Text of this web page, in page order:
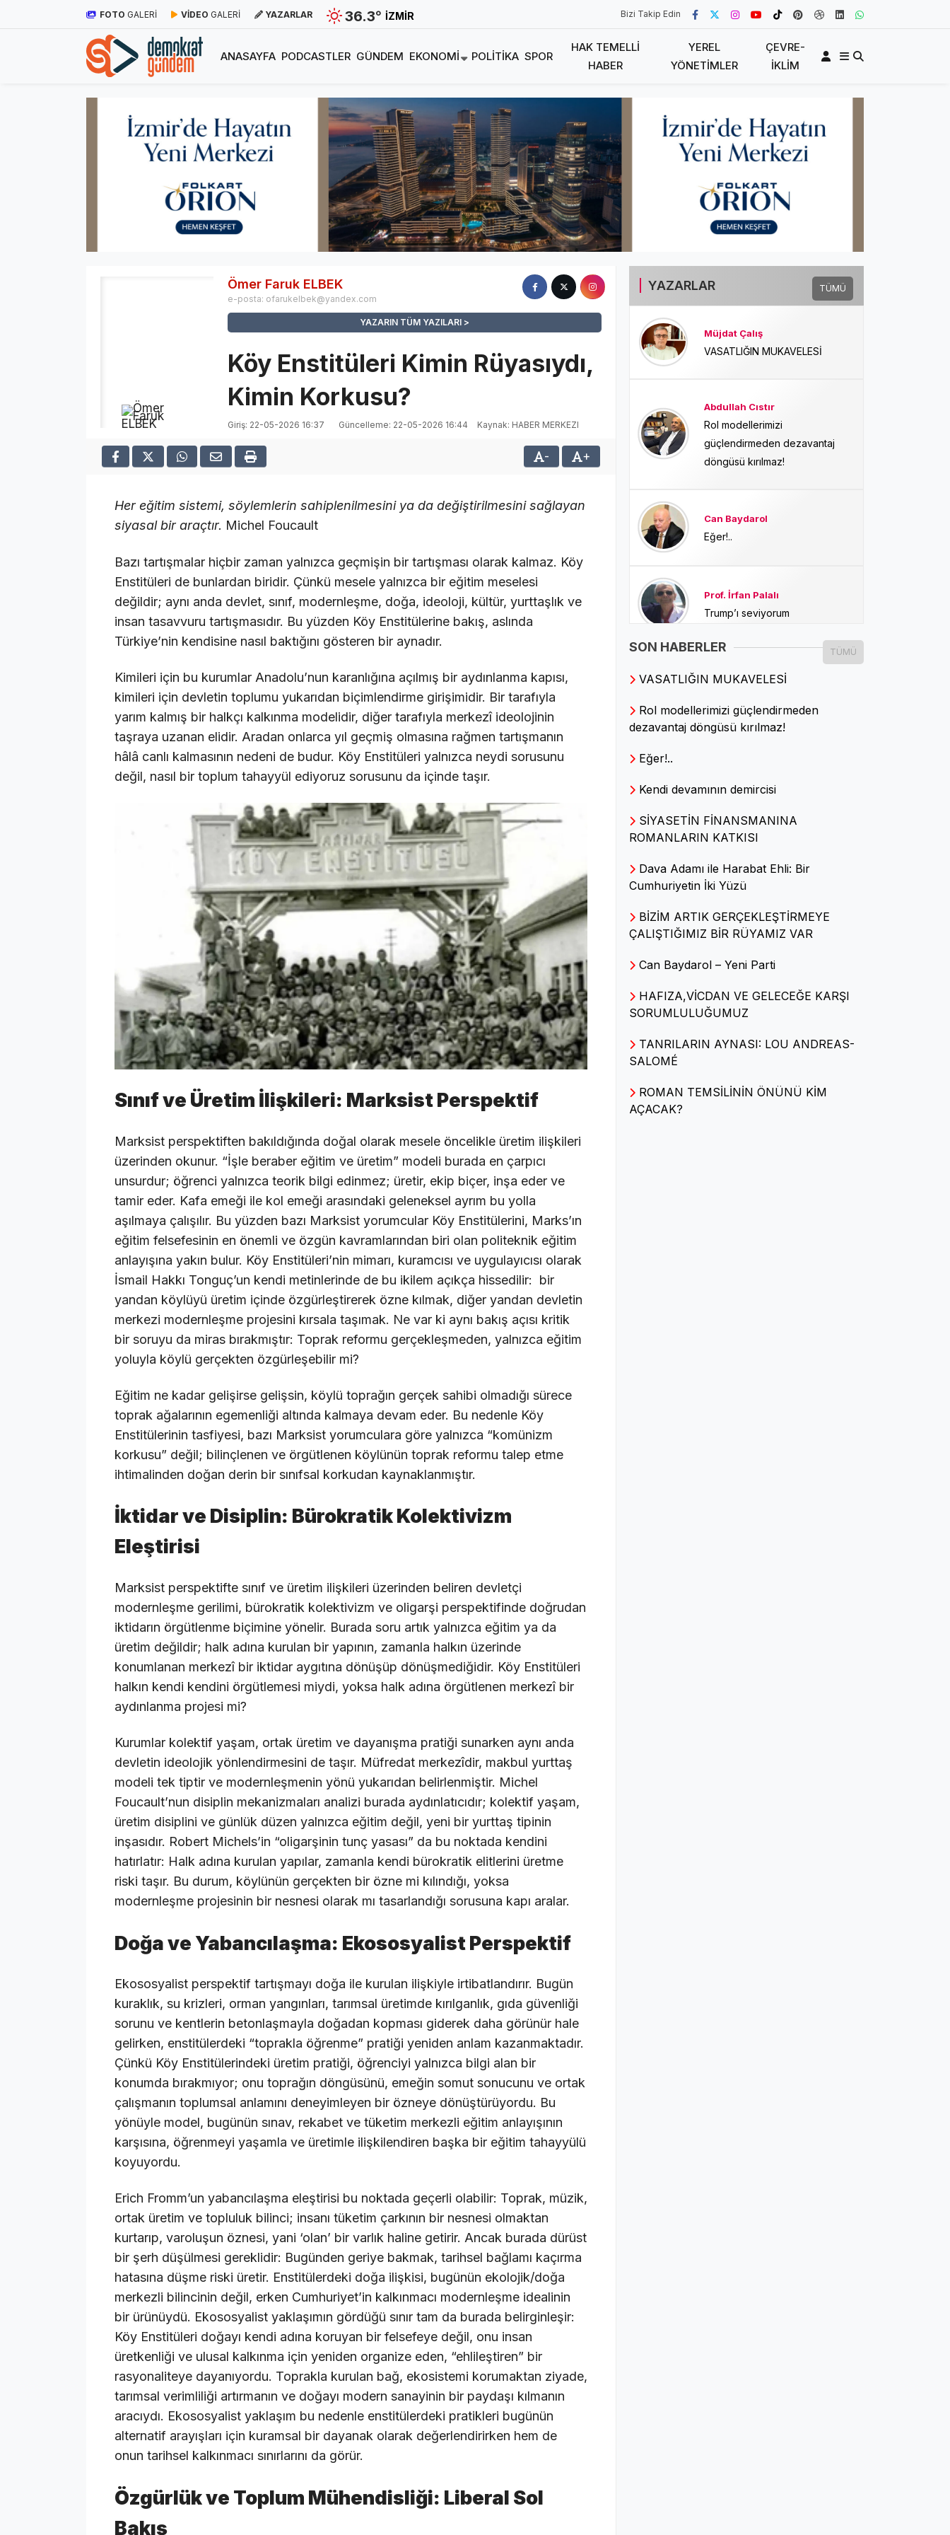
FOTO GALERİ VİDEO GALERİ YAZARLAR 36.3° İZMIR Bizi Takip Edin
ANASAYFA PODCASTLER GÜNDEM EKONOMI POLITIKA SPOR
HAK TEMELLI
HABER
YEREL
YÖNETIMLER
ÇEVRE-
İKLIM
Ömer Faruk ELBEK
e-posta: ofarukelbek@yandex.com
YAZARIN TÜM YAZILARI
Köy Enstitüleri Kimin Rüyasıydı,
Kimin Korkusu?
Giriş: 22-05-2026 16:37 Güncelleme: 22-05-2026 16:44 Kaynak: HABER MERKEZI
- +
Her eğitim sistemi, söylemlerin sahiplenilmesini ya da değiştirilmesini sağlayan
siyasal bir araçtır. Michel Foucault
Bazı tartışmalar hiçbir zaman yalnızca geçmişin bir tartışması olarak kalmaz. Köy
Enstitüleri de bunlardan biridir. Çünkü mesele yalnızca bir eğitim meselesi
değildir; aynı anda devlet, sınıf, modernleşme, doğa, ideoloji, kültür, yurttaşlık ve
insan tasavvuru tartışmasıdır. Bu yüzden Köy Enstitülerine bakış, aslında
Türkiye’nin kendisine nasıl baktığını gösteren bir aynadır.
Kimileri için bu kurumlar Anadolu’nun karanlığına açılmış bir aydınlanma kapısı,
kimileri için devletin toplumu yukarıdan biçimlendirme girişimidir. Bir tarafıyla
yarım kalmış bir halkçı kalkınma modelidir, diğer tarafıyla merkezî ideolojinin
taşraya uzanan elidir. Aradan onlarca yıl geçmiş olmasına rağmen tartışmanın
hâlâ canlı kalmasının nedeni de budur. Köy Enstitüleri yalnızca neydi sorusunu
değil, nasıl bir toplum tahayyül ediyoruz sorusunu da içinde taşır.
Sınıf ve Üretim İlişkileri: Marksist Perspektif
Marksist perspektiften bakıldığında doğal olarak mesele öncelikle üretim ilişkileri
üzerinden okunur. “İşle beraber eğitim ve üretim” modeli burada en çarpıcı
unsurdur; öğrenci yalnızca teorik bilgi edinmez; üretir, ekip biçer, inşa eder ve
tamir eder. Kafa emeği ile kol emeği arasındaki geleneksel ayrım bu yolla
aşılmaya çalışılır. Bu yüzden bazı Marksist yorumcular Köy Enstitülerini, Marks’ın
eğitim felsefesinin en önemli ve özgün kavramlarından biri olan politeknik eğitim
anlayışına yakın bulur. Köy Enstitüleri’nin mimarı, kuramcısı ve uygulayıcısı olarak
İsmail Hakkı Tonguç’un kendi metinlerinde de bu ikilem açıkça hissedilir: bir
yandan köylüyü üretim içinde özgürleştirerek özne kılmak, diğer yandan devletin
merkezi modernleşme projesini kırsala taşımak. Ne var ki aynı bakış açısı kritik
bir soruyu da miras bırakmıştır: Toprak reformu gerçekleşmeden, yalnızca eğitim
yoluyla köylü gerçekten özgürleşebilir mi?
Eğitim ne kadar gelişirse gelişsin, köylü toprağın gerçek sahibi olmadığı sürece
toprak ağalarının egemenliği altında kalmaya devam eder. Bu nedenle Köy
Enstitülerinin tasfiyesi, bazı Marksist yorumculara göre yalnızca “komünizm
korkusu” değil; bilinçlenen ve örgütlenen köylünün toprak reformu talep etme
ihtimalinden doğan derin bir sınıfsal korkudan kaynaklanmıştır.
İktidar ve Disiplin: Bürokratik Kolektivizm
Eleştirisi
Marksist perspektifte sınıf ve üretim ilişkileri üzerinden beliren devletçi
modernleşme gerilimi, bürokratik kolektivizm ve oligarşi perspektifinde doğrudan
iktidarın örgütlenme biçimine yönelir. Burada soru artık yalnızca eğitim ya da
üretim değildir; halk adına kurulan bir yapının, zamanla halkın üzerinde
konumlanan merkezî bir iktidar aygıtına dönüşüp dönüşmediğidir. Köy Enstitüleri
halkın kendi kendini örgütlemesi miydi, yoksa halk adına örgütlenen merkezî bir
aydınlanma projesi mi?
Kurumlar kolektif yaşam, ortak üretim ve dayanışma pratiği sunarken aynı anda
devletin ideolojik yönlendirmesini de taşır. Müfredat merkezîdir, makbul yurttaş
modeli tek tiptir ve modernleşmenin yönü yukarıdan belirlenmiştir. Michel
Foucault’nun disiplin mekanizmaları analizi burada aydınlatıcıdır; kolektif yaşam,
üretim disiplini ve günlük düzen yalnızca eğitim değil, yeni bir yurttaş tipinin
inşasıdır. Robert Michels’in “oligarşinin tunç yasası” da bu noktada kendini
hatırlatır: Halk adına kurulan yapılar, zamanla kendi bürokratik elitlerini üretme
riski taşır. Bu durum, köylünün gerçekten bir özne mi kılındığı, yoksa
modernleşme projesinin bir nesnesi olarak mı tasarlandığı sorusuna kapı aralar.
Doğa ve Yabancılaşma: Ekososyalist Perspektif
Ekososyalist perspektif tartışmayı doğa ile kurulan ilişkiyle irtibatlandırır. Bugün
kuraklık, su krizleri, orman yangınları, tarımsal üretimde kırılganlık, gıda güvenliği
sorunu ve kentlerin betonlaşmayla doğadan kopması giderek daha görünür hale
gelirken, enstitülerdeki “toprakla öğrenme” pratiği yeniden anlam kazanmaktadır.
Çünkü Köy Enstitülerindeki üretim pratiği, öğrenciyi yalnızca bilgi alan bir
konumda bırakmıyor; onu toprağın döngüsünü, emeğin somut sonucunu ve ortak
çalışmanın toplumsal anlamını deneyimleyen bir özneye dönüştürüyordu. Bu
yönüyle model, bugünün sınav, rekabet ve tüketim merkezli eğitim anlayışının
karşısına, öğrenmeyi yaşamla ve üretimle ilişkilendiren başka bir eğitim tahayyülü
koyuyordu.
Erich Fromm’un yabancılaşma eleştirisi bu noktada geçerli olabilir: Toprak, müzik,
ortak üretim ve topluluk bilinci; insanı tüketim çarkının bir nesnesi olmaktan
kurtarıp, varoluşun öznesi, yani ‘olan’ bir varlık haline getirir. Ancak burada dürüst
bir şerh düşülmesi gereklidir: Bugünden geriye bakmak, tarihsel bağlamı kaçırma
hatasına düşme riski üretir. Enstitülerdeki doğa ilişkisi, bugünün ekolojik/doğa
merkezli bilincinin değil, erken Cumhuriyet’in kalkınmacı modernleşme idealinin
bir ürünüydü. Ekososyalist yaklaşımın gördüğü sınır tam da burada belirginleşir:
Köy Enstitüleri doğayı kendi adına koruyan bir felsefeye değil, onu insan
üretkenliği ve ulusal kalkınma için yeniden organize eden, “ehlileştiren” bir
rasyonaliteye dayanıyordu. Toprakla kurulan bağ, ekosistemi korumaktan ziyade,
tarımsal verimliliği artırmanın ve doğayı modern sanayinin bir paydaşı kılmanın
aracıydı. Ekososyalist yaklaşım bu nedenle enstitülerdeki pratikleri bugünün
alternatif arayışları için kuramsal bir dayanak olarak değerlendirirken hem de
onun tarihsel kalkınmacı sınırlarını da görür.
Özgürlük ve Toplum Mühendisliği: Liberal Sol
Bakış
YAZARLAR TÜMÜ
Müjdat Çalış
VASATLIĞIN MUKAVELESİ
Abdullah Cıstır
Rol modellerimizi
güçlendirmeden dezavantaj
döngüsü kırılmaz!
Can Baydarol
Eğer!..
Prof. İrfan Palalı
Trump’ı seviyorum
Ömer Faruk ELBEK
Tezgâhın Altında Kalan
Prof. Dr. Tayfun ÖZKAYA
Tarımda GDO ve korsan tohum
Av. Arca Deniz KARA
SORU-CEVAPLARLA KİRA
HUKUKU
Caba bennâk
SON HABERLER TÜMÜ
VASATLIĞIN MUKAVELESİ
Rol modellerimizi güçlendirmeden
dezavantaj döngüsü kırılmaz!
Eğer!..
Kendi devamının demircisi
SİYASETİN FİNANSMANINA
ROMANLARIN KATKISI
Dava Adamı ile Harabat Ehli: Bir
Cumhuriyetin İki Yüzü
BİZİM ARTIK GERÇEKLEŞTİRMEYE
ÇALIŞTIĞIMIZ BİR RÜYAMIZ VAR
Can Baydarol – Yeni Parti
HAFIZA,VİCDAN VE GELECEĞE KARŞI
SORUMLULUĞUMUZ
TANRILARIN AYNASI: LOU ANDREAS-
SALOMÉ
ROMAN TEMSİLİNİN ÖNÜNÜ KİM
AÇACAK?